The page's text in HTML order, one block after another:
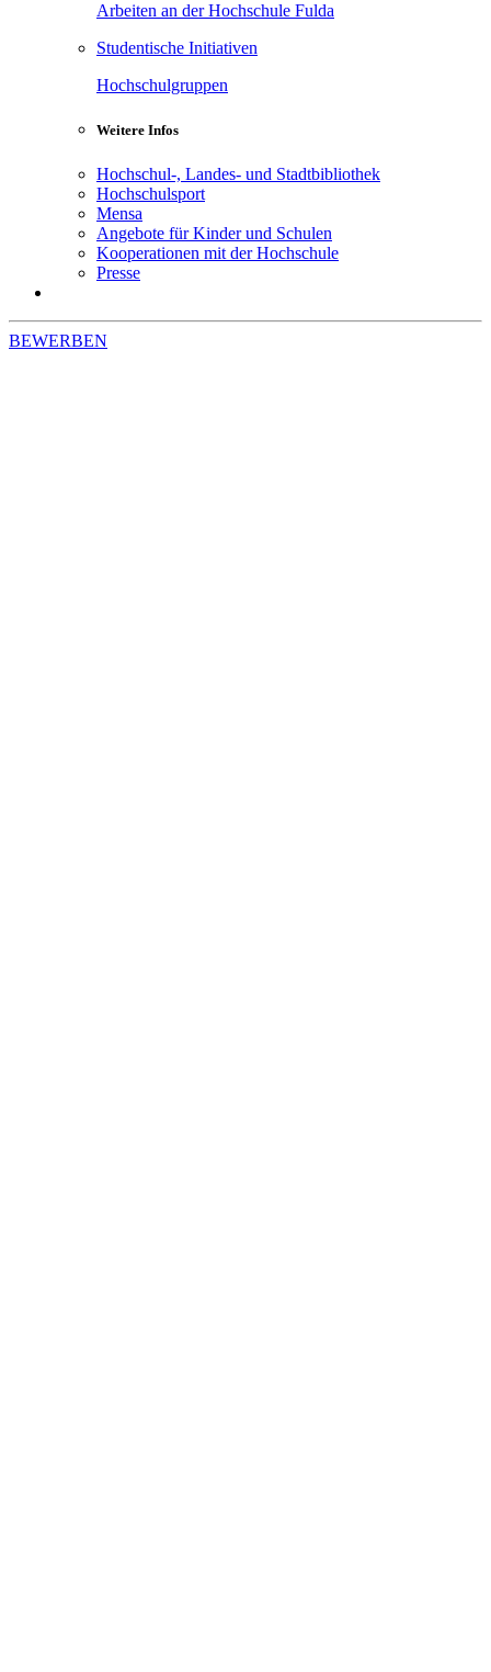
Arbeiten an der Hochschule Fulda
Studentische Initiativen
Hochschulgruppen
Weitere Infos
Hochschul-, Landes- und Stadtbibliothek
Hochschulsport
Mensa
Angebote für Kinder und Schulen
Kooperationen mit der Hochschule
Presse
BEWERBEN